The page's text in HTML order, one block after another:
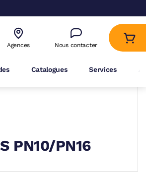
Agences Nous contacter
Catalogues Services
PN10/PN16